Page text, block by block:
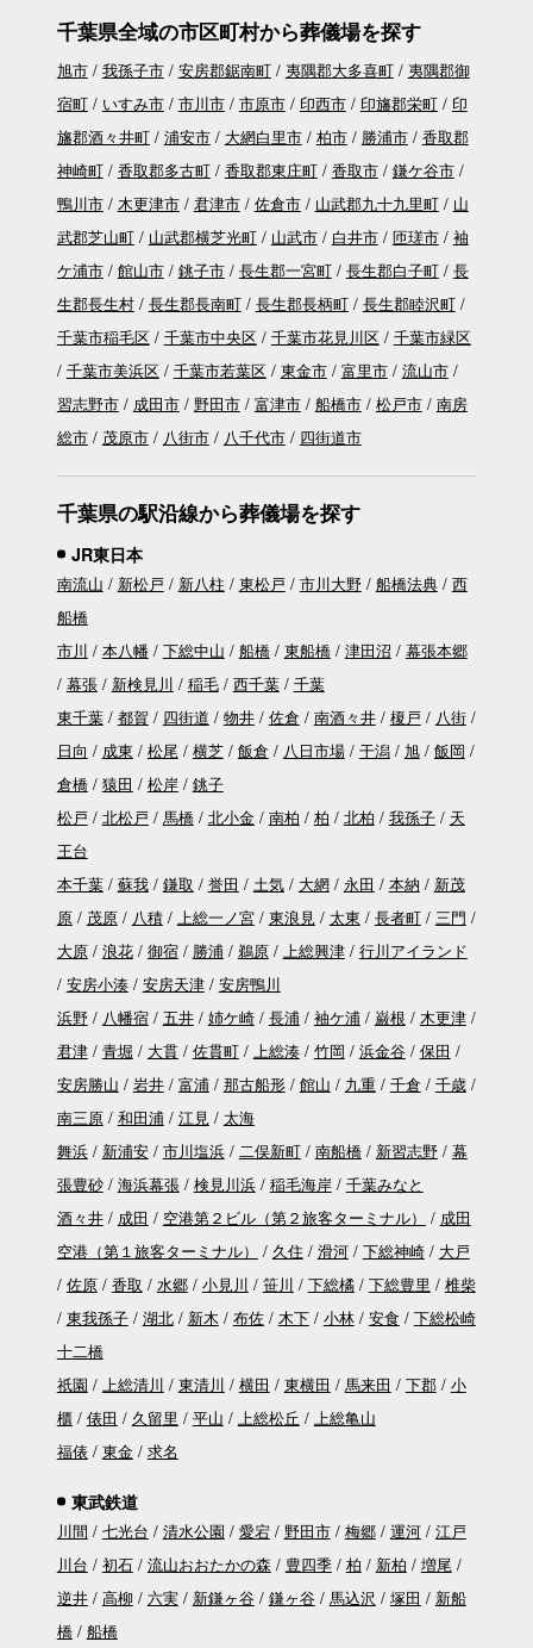
千葉県全域の市区町村から葬儀場を探す
旭市 我孫子市 安房郡鋸南町 夷隅郡大多喜町
夷隅郡御
宿町
いすみ市 市川市 市原市 印西市 印旛郡栄町
印
旛郡酒々井町
浦安市 大網白里市 柏市 勝浦市
香取郡
神崎町
香取郡多古町 香取郡東庄町 香取市
鎌ケ谷市
鴨川市
木更津市 君津市 佐倉市 山武郡九十九里町
山
武郡芝山町
山武郡横芝光町 山武市 白井市 匝瑳市
袖
ケ浦市
館山市 銚子市 長生郡一宮町 長生郡白子町
長
生郡長生村
長生郡長南町 長生郡長柄町
長生郡睦沢町
千葉市稲毛区
千葉市中央区 千葉市花見川区
千葉市緑区
千葉市美浜区
千葉市若葉区 東金市 富里市
流山市
習志野市
成田市 野田市 富津市 船橋市 松戸市
南房
総市
茂原市 八街市 八千代市 四街道市
千葉県の駅沿線から葬儀場を探す
JR東日本
南流山 新松戸 新八柱 東松戸 市川大野 船橋法典
西
船橋
市川
本八幡 下総中山 船橋 東船橋 津田沼
幕張本郷
幕張
新検見川 稲毛 西千葉
千葉
東千葉
都賀 四街道 物井 佐倉 南酒々井 榎戸
八街
日向
成東 松尾 横芝 飯倉 八日市場 干潟 旭
飯岡
倉橋
猿田 松岸
銚子
松戸
北松戸 馬橋 北小金 南柏 柏 北柏 我孫子
天
王台
本千葉
蘇我 鎌取 誉田 土気 大網 永田 本納
新茂
原
茂原 八積 上総一ノ宮 東浪見 太東 長者町
三門
大原
浪花 御宿 勝浦 鵜原 上総興津
行川アイランド
安房小湊
安房天津
安房鴨川
浜野
八幡宿 五井 姉ケ崎 長浦 袖ケ浦 巌根
木更津
君津
青堀 大貫 佐貫町 上総湊 竹岡 浜金谷
保田
安房勝山
岩井 富浦 那古船形 館山 九重 千倉
千歳
南三原
和田浦 江見
太海
舞浜
新浦安 市川塩浜 二俣新町 南船橋 新習志野
幕
張豊砂
海浜幕張 検見川浜 稲毛海岸
千葉みなと
酒々井
成田 空港第２ビル（第２旅客ターミナル）
成田
空港（第１旅客ターミナル）
久住 滑河 下総神崎
大戸
佐原
香取 水郷 小見川 笹川 下総橘 下総豊里
椎柴
東我孫子
湖北 新木 布佐 木下 小林 安食
下総松崎
十二橋
祇園
上総清川 東清川 横田 東横田 馬来田 下郡
小
櫃
俵田 久留里 平山 上総松丘
上総亀山
福俵
東金 求名
東武鉄道
川間 七光台 清水公園 愛宕 野田市 梅郷 運河
江戸
川台
初石 流山おおたかの森 豊四季 柏 新柏
増尾
逆井
高柳 六実 新鎌ヶ谷 鎌ヶ谷 馬込沢 塚田
新船
橋
船橋